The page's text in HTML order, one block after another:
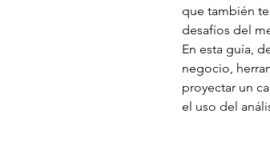
que también
desafíos del
En esta guía,
negocio,
proyectar un
el uso del